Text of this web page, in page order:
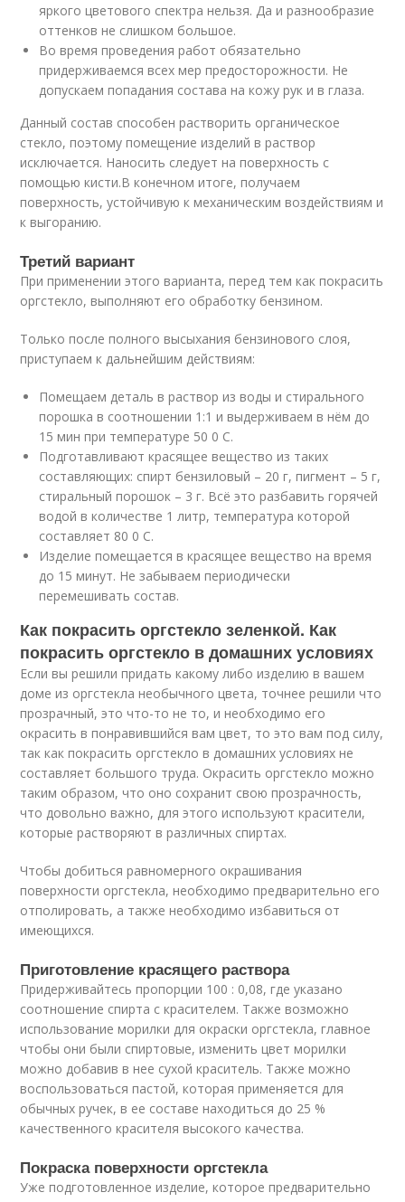
яркого цветового спектра нельзя. Да и разнообразие
оттенков не слишком большое.
Во время проведения работ обязательно
придерживаемся всех мер предосторожности. Не
допускаем попадания состава на кожу рук и в глаза.
Данный состав способен растворить органическое
стекло, поэтому помещение изделий в раствор
исключается. Наносить следует на поверхность с
помощью кисти.В конечном итоге, получаем
поверхность, устойчивую к механическим воздействиям и
к выгоранию.
Третий вариант
При применении этого варианта, перед тем как покрасить
оргстекло, выполняют его обработку бензином.
Только после полного высыхания бензинового слоя,
приступаем к дальнейшим действиям:
Помещаем деталь в раствор из воды и стирального
порошка в соотношении 1:1 и выдерживаем в нём до
15 мин при температуре 50 0 С.
Подготавливают красящее вещество из таких
составляющих: спирт бензиловый – 20 г, пигмент – 5 г,
стиральный порошок – 3 г. Всё это разбавить горячей
водой в количестве 1 литр, температура которой
составляет 80 0 С.
Изделие помещается в красящее вещество на время
до 15 минут. Не забываем периодически
перемешивать состав.
Как покрасить оргстекло зеленкой. Как
покрасить оргстекло в домашних условиях
Если вы решили придать какому либо изделию в вашем
доме из оргстекла необычного цвета, точнее решили что
прозрачный, это что-то не то, и необходимо его
окрасить в понравившийся вам цвет, то это вам под силу,
так как покрасить оргстекло в домашних условиях не
составляет большого труда. Окрасить оргстекло можно
таким образом, что оно сохранит свою прозрачность,
что довольно важно, для этого используют красители,
которые растворяют в различных спиртах.
Чтобы добиться равномерного окрашивания
поверхности оргстекла, необходимо предварительно его
отполировать, а также необходимо избавиться от
имеющихся.
Приготовление красящего раствора
Придерживайтесь пропорции 100 : 0,08, где указано
соотношение спирта с красителем. Также возможно
использование морилки для окраски оргстекла, главное
чтобы они были спиртовые, изменить цвет морилки
можно добавив в нее сухой краситель. Также можно
воспользоваться пастой, которая применяется для
обычных ручек, в ее составе находиться до 25 %
качественного красителя высокого качества.
Покраска поверхности оргстекла
Уже подготовленное изделие, которое предварительно